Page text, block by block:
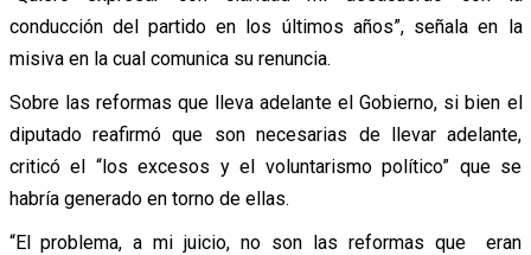
conducción del partido en los últimos años”, señala en la
misiva en la cual comunica su renuncia.
Sobre las reformas que lleva adelante el Gobierno, si bien el
diputado reafirmó que son necesarias de llevar adelante,
criticó el “los excesos y el voluntarismo político” que se
habría generado en torno de ellas.
“El problema, a mi juicio, no son las reformas que eran